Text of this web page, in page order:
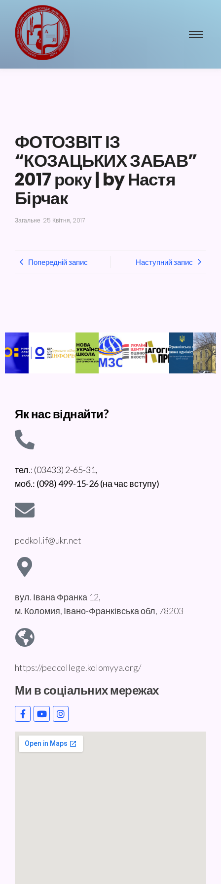
ФОТОЗВІТ ІЗ
“КОЗАЦЬКИХ ЗАБАВ”
2017 року | by Настя
Бірчак
Загальне 25 Квітня, 2017
Попередній запис Наступний запис
Як нас віднайти?
тел.: (03433) 2-65-31,
моб.: (098) 499-15-26 (на час вступу)
pedkol.if@ukr.net
вул. Івана Франка 12,
м. Коломия, Івано-Франківська обл, 78203
https://pedcollege.kolomyya.org/
Ми в соціальних мережах